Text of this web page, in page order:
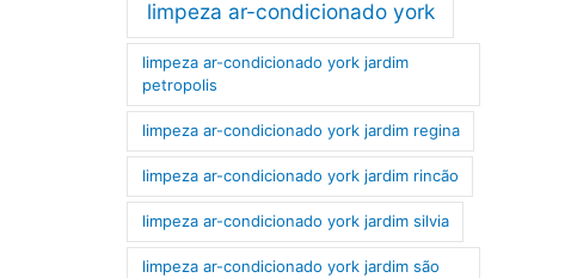
limpeza ar-condicionado york
limpeza ar-condicionado york jardim
petropolis
limpeza ar-condicionado york jardim regina
limpeza ar-condicionado york jardim rincão
limpeza ar-condicionado york jardim silvia
limpeza ar-condicionado york jardim são